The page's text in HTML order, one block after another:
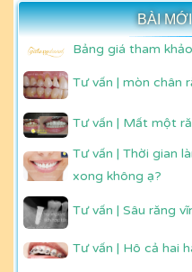
BÀI
Bảng giá tham khảo
Tư vấn | mòn chân
Tư vấn | Mất một
Tư vấn | Thời gian
xong không ạ?
Tư vấn | Sâu răng
Tư vấn | Hô cả hai